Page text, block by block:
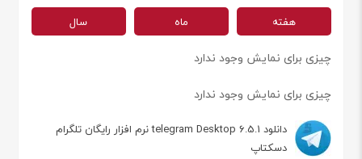
هفته ماه سال
چیزی برای نمایش وجود ندارد
چیزی برای نمایش وجود ندارد
دانلود telegram Desktop 6.5.1 نرم افزار رایگان تلگرام
دسکتاپ